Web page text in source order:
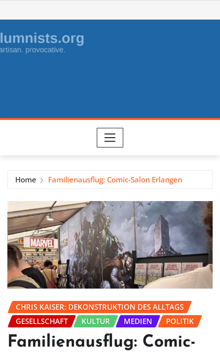
to
content
Home Familienausflug: Comic-Salon Erlangen
CHRIS KAISER: DEKONSTRUKTION DES ALLTAGS
GESELLSCHAFT
KULTUR MEDIEN POLITIK
Familienausflug: Comic-